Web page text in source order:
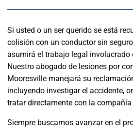
Si usted o un ser querido se está
colisión con un conductor sin
asumirá el trabajo legal involucrado
Nuestro abogado de lesiones por
Mooresville manejará su
incluyendo investigar el accidente,
tratar directamente con la compañía
Siempre buscamos avanzar en el